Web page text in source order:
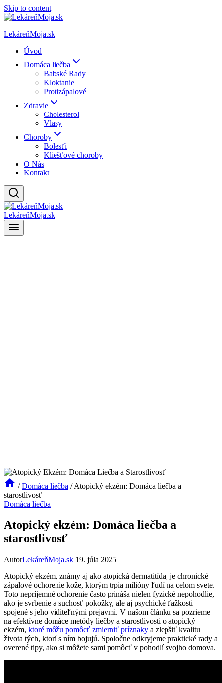
Skip to content
LekáreňMoja.sk
Úvod
Domáca liečba
Babské Rady
Kloktanie
Protizápalové
Zdravie
Cholesterol
Vlasy
Choroby
Bolesťi
Kliešťové choroby
O Nás
Kontakt
LekáreňMoja.sk
/ Domáca liečba / Atopický ekzém: Domáca liečba a
starostlivosť
Domáca liečba
Atopický ekzém: Domáca liečba a
starostlivosť
AutorLekáreňMoja.sk 19. júla 2025
Atopický ekzém, známy aj ako atopická dermatitída, je chronické
zápalové ochorenie kože, ktorým trpia milióny ľudí na celom svete.
Toto nepríjemné ochorenie často prináša nielen fyzické nepohodlie,
ako je svrbenie a suchosť pokožky, ale aj psychické ťažkosti
spojené s jeho viditeľnými prejavmi. V našom článku sa pozrieme
na efektívne domáce metódy liečby a starostlivosti o atopický
ekzém, ktoré môžu pomôcť zmierniť príznaky a zlepšiť kvalitu
života tých, ktorí s ním bojujú. Spoločne odkryjeme praktické rady a
overené tipy, ako si môžete sami pomôcť v pohodlí svojho domova.